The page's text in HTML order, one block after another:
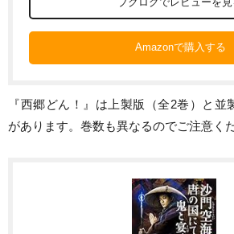
Amazonで購入する
『西郷どん！』は上製版（全2巻）と並
があります。巻数も異なるのでご注意く